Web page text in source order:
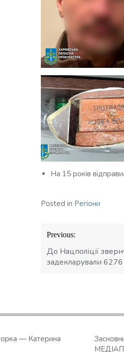
На 15 років
Posted in Регіони
Навігація
записів
Previous:
До Нацполіції
задекларували
— Катерина